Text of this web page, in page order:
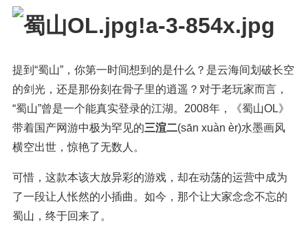
提到“蜀山”，你第一时间想到的是什么？是云海间划破长空
的剑光，还是那份刻在骨子里的逍遥？对于老玩家而言，
“蜀山”曾是一个能真实登录的江湖。2008年，《蜀山OL》
带着国产网游中极为罕见的三渲二(sān xuàn èr)水墨画风
横空出世，惊艳了无数人。
可惜，这款本该大放异彩的游戏，却在动荡的运营中成为
了一段让人怅然的小插曲。如今，那个让大家念念不忘的
蜀山，终于回来了。